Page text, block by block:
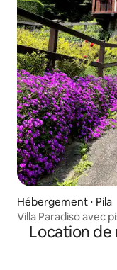
Hébergement ⋅ Pila
Villa Paradiso avec
Location de